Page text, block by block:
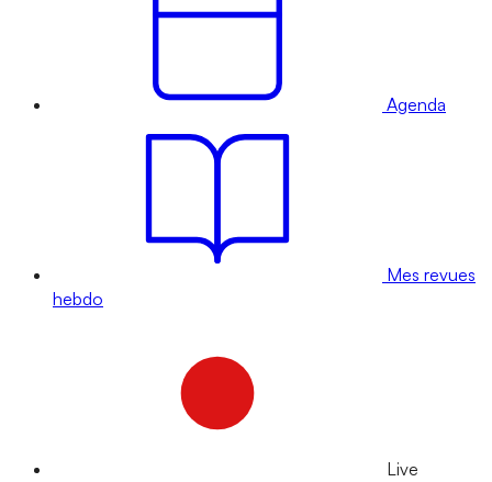
Agenda
Mes revues
hebdo
Live